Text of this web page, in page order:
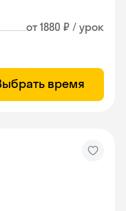
от 1880 ₽ / урок
время